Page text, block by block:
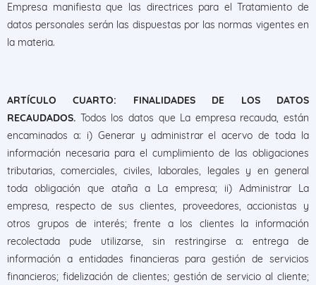
Empresa manifiesta que las directrices para el Tratamiento de
datos personales serán las dispuestas por las normas vigentes en
la materia.
ARTÍCULO CUARTO: FINALIDADES DE LOS DATOS
RECAUDADOS. Todos los datos que La empresa recauda, están
encaminados a: i) Generar y administrar el acervo de toda la
información necesaria para el cumplimiento de las obligaciones
tributarias, comerciales, civiles, laborales, legales y en general
toda obligación que ataña a La empresa; ii) Administrar La
empresa, respecto de sus clientes, proveedores, accionistas y
otros grupos de interés; frente a los clientes la información
recolectada pude utilizarse, sin restringirse a: entrega de
información a entidades financieras para gestión de servicios
financieros; fidelización de clientes; gestión de servicio al cliente;